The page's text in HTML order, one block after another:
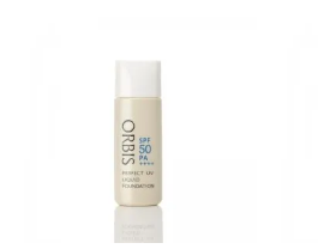
ある夏のケア成分です。さらに夏の
自の製法でサポートします。飲むだ
けのケアなので、夏対策にありがち
な不快感やストレスは無し！ 時短
ケアにもなるため、忙しい方にもお
すすめです。夏を快適に過ごすため
白美
れた
美白
をパ
がら
け止
ン・
る1